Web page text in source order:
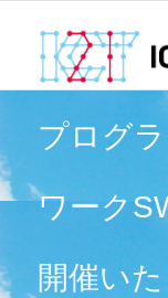
プログ
ワーク
開催いた